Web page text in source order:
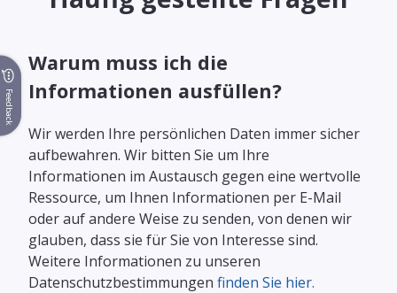
Warum muss ich die
Informationen ausfüllen?
Wir werden Ihre persönlichen Daten immer sicher
aufbewahren. Wir bitten Sie um Ihre
Informationen im Austausch gegen eine wertvolle
Ressource, um Ihnen Informationen per E-Mail
oder auf andere Weise zu senden, von denen wir
glauben, dass sie für Sie von Interesse sind.
Weitere Informationen zu unseren
Datenschutzbestimmungen finden Sie hier.
Feedback